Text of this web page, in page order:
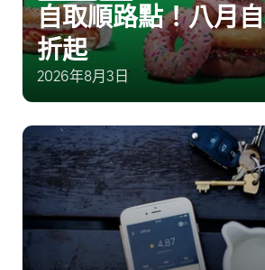
自取順路點！八月
折起
2026年8月3日